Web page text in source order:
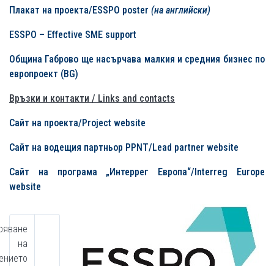
Плакат на проекта/ESSPO poster (на английски)
ESSPO – Effective SME support
Община Габрово ще насърчава малкия и средния бизнес по
европроект (BG)
Връзки и контакти / Links and contacts
Сайт на проекта/Project website
Сайт на водещия партньор PPNT/Lead partner website
Сайт на програма „Интеррег Европа“/Interreg Europe
website
на